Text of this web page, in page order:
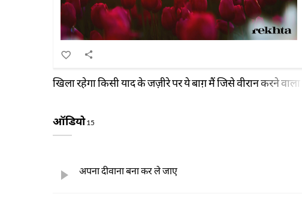
खिला रहेगा किसी याद के जज़ीरे पर ये बाग़ मैं जिसे वीरान करने वाला हूँ
ऑडियो15
अपना दीवाना बना कर ले जाए